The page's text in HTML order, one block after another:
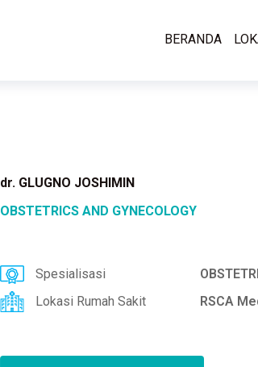
BERANDA
dr. GLUGNO JOSHIMIN
OBSTETRICS AND GYNECOLOGY
Spesialisasi
Lokasi Rumah Sakit
RSCA